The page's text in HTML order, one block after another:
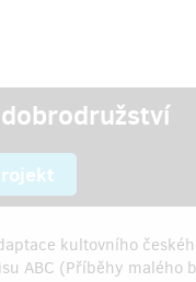
kultovního
ABC (Příběhy malého